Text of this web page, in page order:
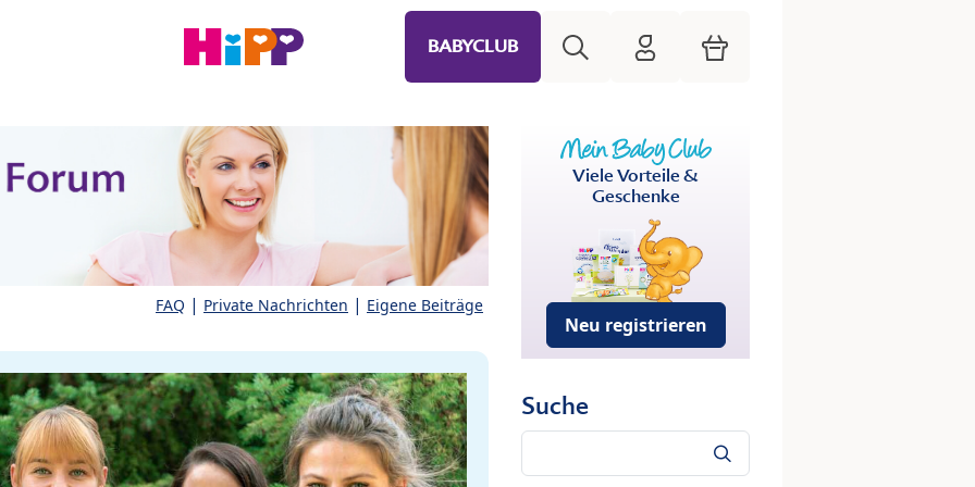
BABYCLUB HiPP Mein Babyclub
Warenkorb
FAQ | Private Nachrichten | Eigene Beiträge
Viele Vorteile &
Geschenke
Neu registrieren
Suche